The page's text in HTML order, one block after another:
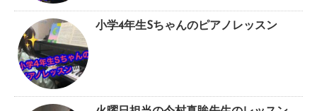
小学4年生Sちゃんのピアノレッスン